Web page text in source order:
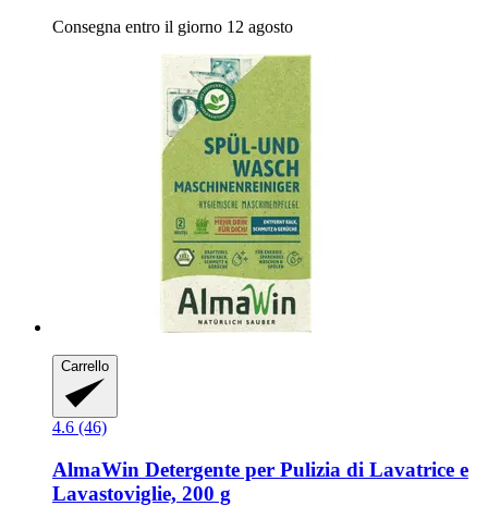
Consegna entro il giorno 12 agosto
Carrello
4.6 (46)
AlmaWin Detergente per Pulizia di Lavatrice e
Lavastoviglie, 200 g